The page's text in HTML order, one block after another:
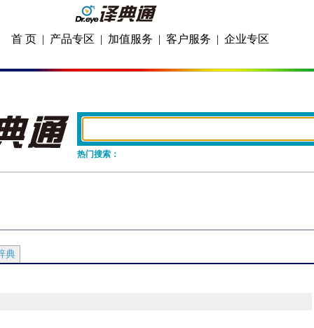
首 页 | 产品专区 | 加值服务 | 客户服务 | 企业专区
热门搜索：
典